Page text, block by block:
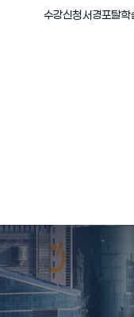
수강신청(새창 열림)
서경포탈(학